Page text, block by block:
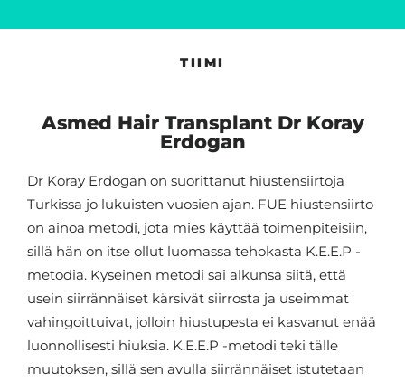
TIIMI
Asmed Hair Transplant Dr Koray
Erdogan
Dr Koray Erdogan on suorittanut hiustensiirtoja
Turkissa jo lukuisten vuosien ajan. FUE hiustensiirto
on ainoa metodi, jota mies käyttää toimenpiteisiin,
sillä hän on itse ollut luomassa tehokasta K.E.E.P -
metodia. Kyseinen metodi sai alkunsa siitä, että
usein siirrännäiset kärsivät siirrosta ja useimmat
vahingoittuivat, jolloin hiustupesta ei kasvanut enää
luonnollisesti hiuksia. K.E.E.P -metodi teki tälle
muutoksen, sillä sen avulla siirrännäiset istutetaan